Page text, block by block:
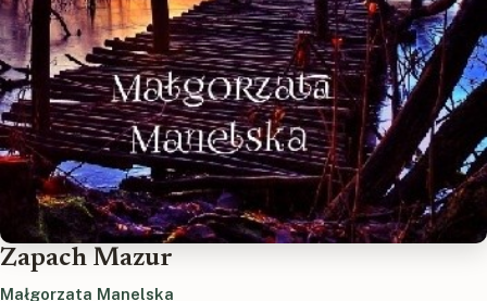
Zapach Mazur
Małgorzata Manelska